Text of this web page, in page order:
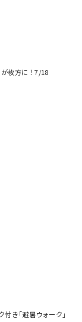
枚方に！7/18
付き｢避暑ウォーク｣